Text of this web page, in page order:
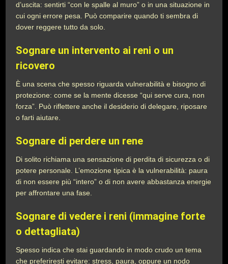
d’uscita: sentirti “con le spalle al muro” o in una situazione in
cui ogni errore pesa. Può comparire quando ti sembra di
dover reggere tutto da solo.
Sognare un intervento ai reni o un
ricovero
È una scena che spesso riguarda vulnerabilità e bisogno di
protezione: come se la mente dicesse “qui serve cura, non
forza”. Può riflettere anche il desiderio di delegare, riposare
o farti aiutare.
Sognare di perdere un rene
Di solito richiama una sensazione di perdita di sicurezza o di
potere personale. L’emozione tipica è la vulnerabilità: paura
di non essere più “intero” o di non avere abbastanza energie
per affrontare una fase.
Sognare di vedere i reni (immagine forte
o dettagliata)
Spesso indica che stai guardando in modo crudo un tema
che preferiresti evitare: stress, paura, oppure un nodo